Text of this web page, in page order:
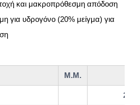
και μακροπρόθεσμη απόδοση
για υδρογόνο (20% μείγμα) για
Μ.Μ.
24